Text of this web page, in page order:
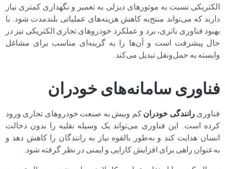
الکتریکی نسبت به موتورهای دیزلی به تعمیر و نگهداری کمتری نیاز
دارند که می‌تواند منتج‌به کاهش هزینه‌های عملیاتی بلندمدت شود. با
بهبود فناوری باتری، برد و عملکرد خودروهای تجاری الکتریکی نیز در
حال پیشرفت است و آن‌ها را به گزینه‌ای مناسب برای مشاغل
وابسته به حمل‌ونقل تبدیل می‌کند.
فناوری سامانه‌های خودران
فناوریرانندگی خودرانکم‌ وبیش به صنعت خودروهای تجاری ورود
کرده است. این فناوری می‌تواند یک وسیله نقلیه را بدون دخالت
انسان هدایت کند و به‌طور بالقوه نیاز به رانندگان را کاهش دهد و
به‌عنوان راهی برای افزایش کارایی و ایمنی در نظر گرفته شود.